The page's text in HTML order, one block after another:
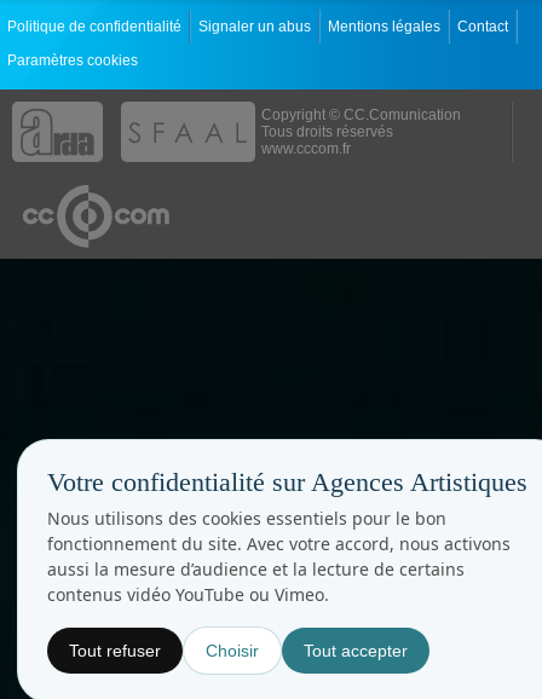
Politique de confidentialité Signaler un abus Mentions légales
Contact
Paramètres cookies
Copyright © CC.Comunication
Tous droits réservés
www.cccom.fr
Votre confidentialité sur Agences Artistiques
Nous utilisons des cookies essentiels pour le bon
fonctionnement du site. Avec votre accord, nous activons
aussi la mesure d’audience et la lecture de certains
contenus vidéo YouTube ou Vimeo.
Tout refuser Choisir Tout accepter